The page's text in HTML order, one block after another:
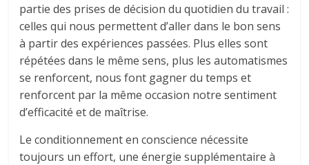
partie des prises de décision du quotidien du travail :
celles qui nous permettent d’aller dans le bon sens
à partir des expériences passées. Plus elles sont
répétées dans le même sens, plus les automatismes
se renforcent, nous font gagner du temps et
renforcent par la même occasion notre sentiment
d’efficacité et de maîtrise.
Le conditionnement en conscience nécessite
toujours un effort, une énergie supplémentaire à